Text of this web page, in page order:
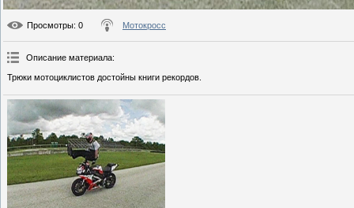
Просмотры: 0 Мотокросс
Описание материала:
Трюки мотоциклистов достойны книги рекордов.